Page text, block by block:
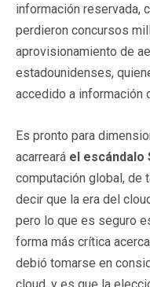
información reservada,
perdieron concursos
aprovisionamiento de
estadounidenses,
accedido a información
Es pronto para
acarreará el escándalo
computación global, de
decir que la era del
pero lo que es seguro
forma más crítica
debió tomarse en